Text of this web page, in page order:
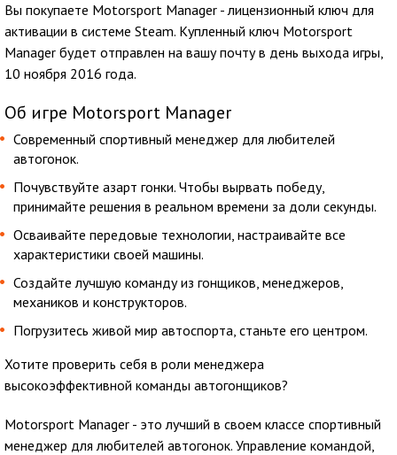
Вы покупаете Motorsport Manager - лицензионный ключ для
активации в системе Steam. Купленный ключ Motorsport
Manager будет отправлен на вашу почту в день выхода игры,
10 ноября 2016 года.
Об игре Motorsport Manager
Современный спортивный менеджер для любителей
автогонок.
Почувствуйте азарт гонки. Чтобы вырвать победу,
принимайте решения в реальном времени за доли секунды.
Осваивайте передовые технологии, настраивайте все
характеристики своей машины.
Создайте лучшую команду из гонщиков, менеджеров,
механиков и конструкторов.
Погрузитесь живой мир автоспорта, станьте его центром.
Хотите проверить себя в роли менеджера
высокоэффективной команды автогонщиков?
Motorsport Manager - это лучший в своем классе спортивный
менеджер для любителей автогонок. Управление командой,